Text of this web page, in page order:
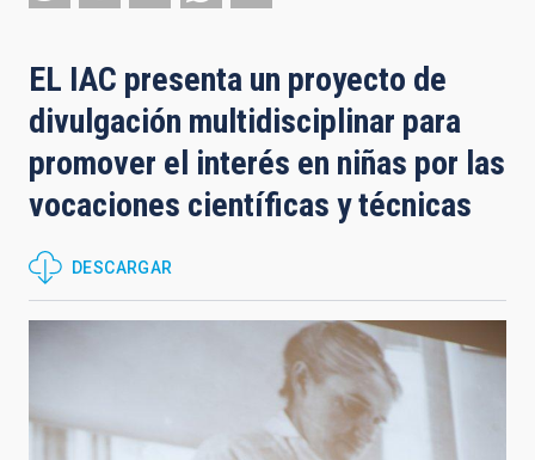
la
navegación
EL IAC presenta un proyecto de
divulgación multidisciplinar para
promover el interés en niñas por las
vocaciones científicas y técnicas
DESCARGAR